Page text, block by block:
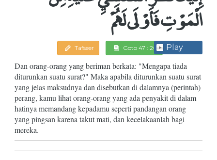
الْمَوْتِ فَأَوْلَى لَهُمْ
Tafseer Goto 47 : 20 Play
Dan orang-orang yang beriman berkata: "Mengapa tiada
diturunkan suatu surat?" Maka apabila diturunkan suatu surat
yang jelas maksudnya dan disebutkan di dalamnya (perintah)
perang, kamu lihat orang-orang yang ada penyakit di dalam
hatinya memandang kepadamu seperti pandangan orang
yang pingsan karena takut mati, dan kecelakaanlah bagi
mereka.